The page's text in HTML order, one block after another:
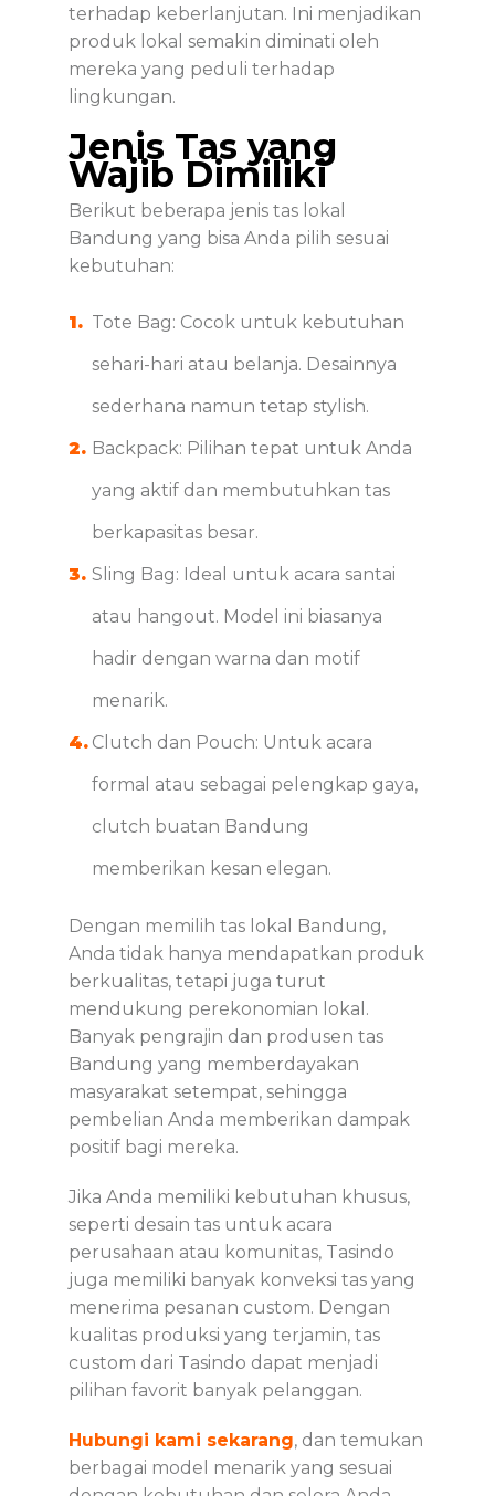
terhadap keberlanjutan. Ini menjadikan
produk lokal semakin diminati oleh
mereka yang peduli terhadap
lingkungan.
Jenis Tas yang
Wajib Dimiliki
Berikut beberapa jenis tas lokal
Bandung yang bisa Anda pilih sesuai
kebutuhan:
Tote Bag: Cocok untuk kebutuhan
sehari-hari atau belanja. Desainnya
sederhana namun tetap stylish.
Backpack: Pilihan tepat untuk Anda
yang aktif dan membutuhkan tas
berkapasitas besar.
Sling Bag: Ideal untuk acara santai
atau hangout. Model ini biasanya
hadir dengan warna dan motif
menarik.
Clutch dan Pouch: Untuk acara
formal atau sebagai pelengkap gaya,
clutch buatan Bandung
memberikan kesan elegan.
Dengan memilih tas lokal Bandung,
Anda tidak hanya mendapatkan produk
berkualitas, tetapi juga turut
mendukung perekonomian lokal.
Banyak pengrajin dan produsen tas
Bandung yang memberdayakan
masyarakat setempat, sehingga
pembelian Anda memberikan dampak
positif bagi mereka.
Jika Anda memiliki kebutuhan khusus,
seperti desain tas untuk acara
perusahaan atau komunitas, Tasindo
juga memiliki banyak konveksi tas yang
menerima pesanan custom. Dengan
kualitas produksi yang terjamin, tas
custom dari Tasindo dapat menjadi
pilihan favorit banyak pelanggan.
Hubungi kami sekarang, dan temukan
berbagai model menarik yang sesuai